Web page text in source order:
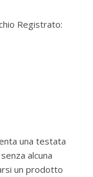
Registrato:
una testata
alcuna
un prodotto